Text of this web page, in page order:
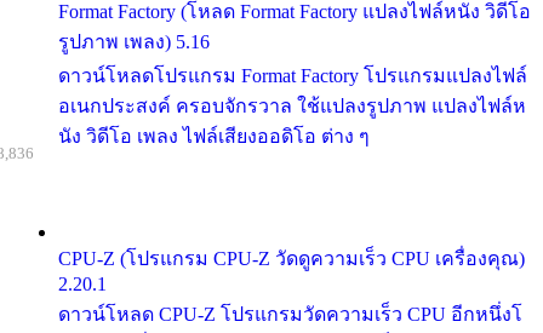
Format Factory (โหลด Format Factory แปลงไฟล์หนัง วิดีโอ
รูปภาพ เพลง) 5.16
ดาวน์โหลดโปรแกรม Format Factory โปรแกรมแปลงไฟล์
อเนกประสงค์ ครอบจักรวาล ใช้แปลงรูปภาพ แปลงไฟล์ห
นัง วิดีโอ เพลง ไฟล์เสียงออดิโอ ต่าง ๆ
CPU-Z (โปรแกรม CPU-Z วัดดูความเร็ว CPU เครื่องคุณ)
2.20.1
ดาวน์โหลด CPU-Z โปรแกรมวัดความเร็ว CPU อีกหนึ่งโ